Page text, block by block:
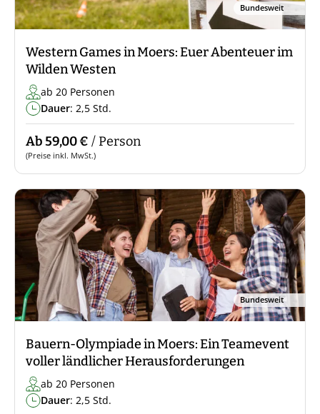
Bundesweit
Western Games in Moers: Euer Abenteuer im
Wilden Westen
ab 20 Personen
Dauer: 2,5 Std.
Ab 59,00 € / Person
(Preise inkl. MwSt.)
Bundesweit
Bauern-Olympiade in Moers: Ein Teamevent
voller ländlicher Herausforderungen
ab 20 Personen
Dauer: 2,5 Std.